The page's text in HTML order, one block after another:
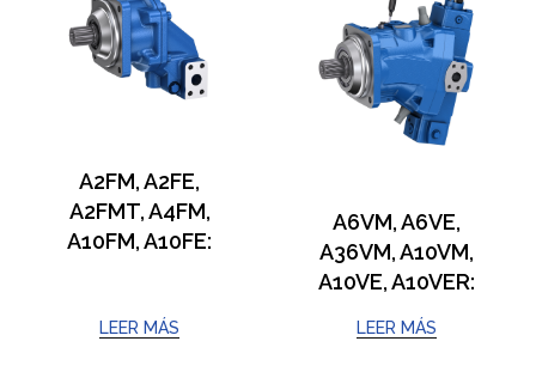
A2FM, A2FE,
A2FMT, A4FM,
A10FM, A10FE:
LEER MÁS
A6VM, A6VE,
A36VM, A10VM,
A10VE, A10VER:
LEER MÁS